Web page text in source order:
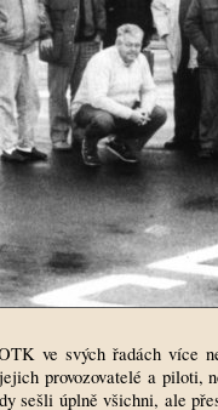
ve svých řadách více
provozovatelé a piloti,
sešli úplně všichni, ale